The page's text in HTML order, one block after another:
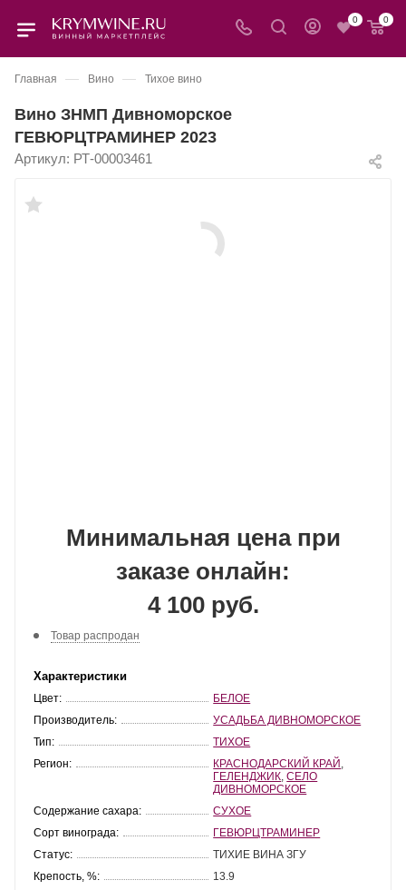
0 0
Главная — Вино — Тихое вино
Вино ЗНМП Дивноморское
ГЕВЮРЦТРАМИНЕР 2023
Артикул: РТ-00003461
Минимальная цена при
заказе онлайн:
4 100 руб.
Товар распродан
Характеристики
Цвет:
БЕЛОЕ
Производитель:
УСАДЬБА ДИВНОМОРСКОЕ
Тип:
ТИХОЕ
Регион:
КРАСНОДАРСКИЙ КРАЙ
ГЕЛЕНДЖИК ,СЕЛО
ДИВНОМОРСКОЕ
Содержание сахара:
СУХОЕ
Сорт винограда:
ГЕВЮРЦТРАМИНЕР
Статус:
ТИХИЕ ВИНА ЗГУ
Крепость, %:
13.9